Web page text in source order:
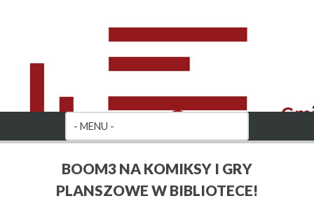
BOOM3 NA KOMIKSY I GRY
PLANSZOWE W BIBLIOTECE!